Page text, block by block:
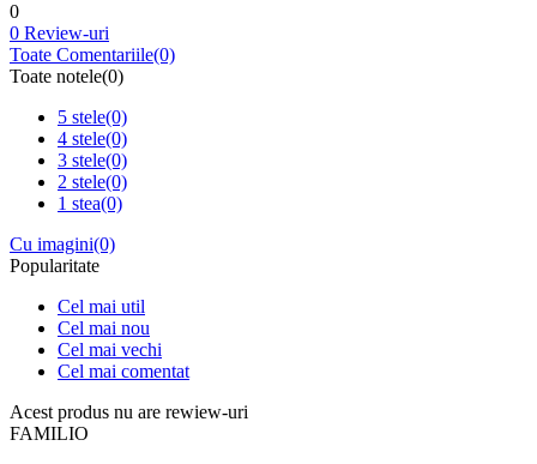
0
0 Review-uri
Toate Comentariile(0)
Toate notele(0)
5 stele(0)
4 stele(0)
3 stele(0)
2 stele(0)
1 stea(0)
Cu imagini(0)
Popularitate
Cel mai util
Cel mai nou
Cel mai vechi
Cel mai comentat
Acest produs nu are rewiew-uri
FAMILIO